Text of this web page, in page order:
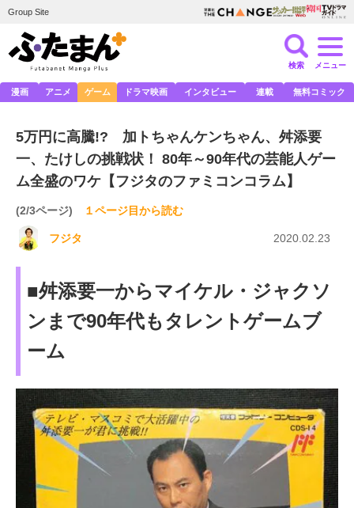
Group Site
検索 メニュー
漫画 アニメ ゲーム ドラマ映画 インタビュー 連載 無料コミック
5万円に高騰!? 加トちゃんケンちゃん、舛添要
一、たけしの挑戦状！ 80年～90年代の芸能人ゲー
ム全盛のワケ【フジタのファミコンコラム】
(2/3ページ) １ページ目から読む
フジタ 2020.02.23
■舛添要一からマイケル・ジャクソ
ンまで90年代もタレントゲームブ
ーム